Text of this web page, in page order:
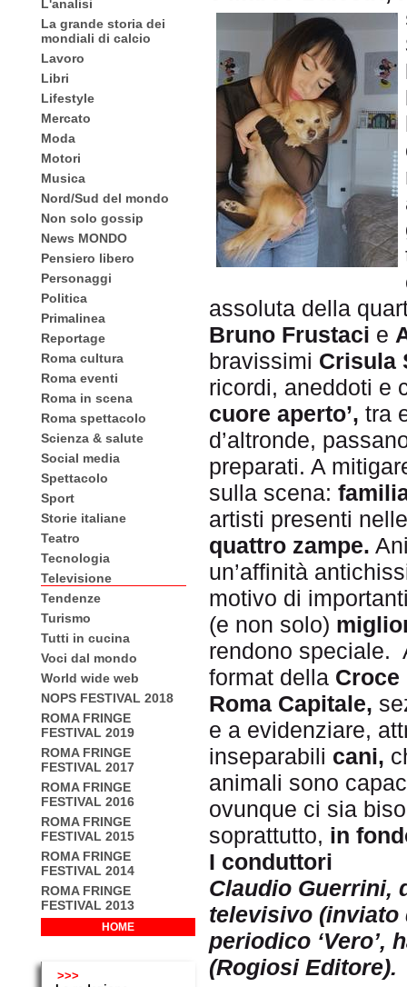
L'analisi
La grande storia dei
mondiali di calcio
Lavoro
Libri
Lifestyle
Mercato
Moda
Motori
Musica
Nord/Sud del mondo
Non solo gossip
News MONDO
Pensiero libero
Personaggi
Politica
Primalinea
Reportage
Roma cultura
Roma eventi
Roma in scena
Roma spettacolo
Scienza & salute
Social media
Spettacolo
Sport
Storie italiane
Teatro
Tecnologia
Televisione
Tendenze
Turismo
Tutti in cucina
Voci dal mondo
World wide web
NOPS FESTIVAL 2018
ROMA FRINGE
FESTIVAL 2019
ROMA FRINGE
FESTIVAL 2017
ROMA FRINGE
FESTIVAL 2016
ROMA FRINGE
FESTIVAL 2015
ROMA FRINGE
FESTIVAL 2014
ROMA FRINGE
FESTIVAL 2013
HOME
>>>
assoluta della
Bruno Frustaci e
bravissimi Crisula
ricordi, aneddoti e
cuore aperto’, tra
d’altronde,
preparati. A
sulla scena:
artisti presenti
quattro zampe.
un’affinità
motivo di
(e non solo)
rendono speciale.
format della Croce
Roma Capitale,
e a evidenziare,
inseparabili cani,
animali sono
ovunque ci sia
soprattutto, in
I conduttori
Claudio Guerrini,
televisivo (inviato
periodico ‘Vero’,
(Rogiosi Editore).